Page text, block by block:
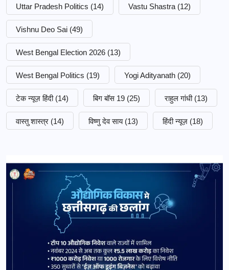
Uttar Pradesh Politics (14) Vastu Shastra (12)
Vishnu Deo Sai (49)
West Bengal Election 2026 (13)
West Bengal Politics (19) Yogi Adityanath (20)
टेक न्यूज़ हिंदी (14) बिग बॉस 19 (25) राहुल गांधी (13)
वास्तु शास्त्र (14) विष्णु देव साय (13) हिंदी न्यूज़ (18)